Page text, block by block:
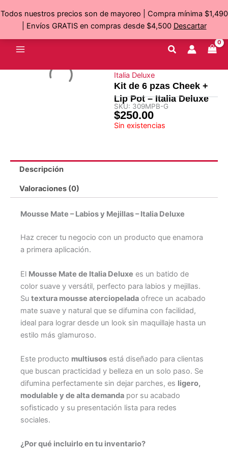
Todos nuestros precios son de mayoreo | Compra mínima $1,490
| Envíos GRATIS en compras desde $4,500 Descartar
al
contenido
Italia Deluxe
Kit de 6 pzas Cheek +
Lip Pot – Italia Deluxe
SKU: 309MPB-G
$250.00
Sin existencias
Descripción
Valoraciones (0)
Mousse Mate – Labios y Mejillas – Italia Deluxe
Haz crecer tu negocio con un producto que enamora
a primera aplicación.
El Mousse Mate de Italia Deluxe es un batido de
color suave y versátil, perfecto para labios y mejillas.
Su textura mousse aterciopelada ofrece un acabado
mate suave y natural que se difumina con facilidad,
ideal para lograr desde un look sin maquillaje hasta un
estilo más glamuroso.
Este producto multiusos está diseñado para clientas
que buscan practicidad y belleza en un solo paso. Se
difumina perfectamente sin dejar parches, es ligero,
modulable y de alta demanda por su acabado
sofisticado y su presentación lista para redes
sociales.
¿Por qué incluirlo en tu inventario?